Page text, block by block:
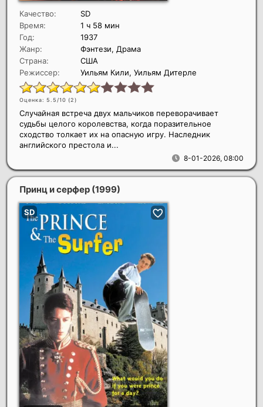
Качество:
SD
Время:
1 ч 58 мин
Год:
1937
Жанр:
Фэнтези, Драма
Страна:
США
Режиссер:
Уильям Кили, Уильям Дитерле
Оценка: 5.5/10 (2)
8-01-2026, 08:00
Случайная встреча двух мальчиков переворачивает
судьбы целого королевства, когда поразительное
сходство толкает их на опасную игру. Наследник
английского престола и...
Принц и серфер (1999)